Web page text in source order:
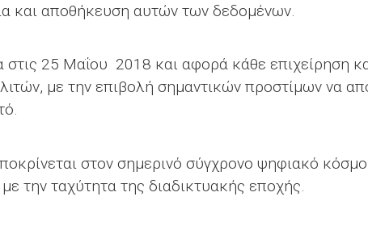
και αποθήκευση αυτών των δεδομένων.
25 Μαΐου 2018 και αφορά κάθε επιχείρηση
με την επιβολή σημαντικών προστίμων να
στον σημερινό σύγχρονο ψηφιακό κόσμο
την ταχύτητα της διαδικτυακής εποχής.